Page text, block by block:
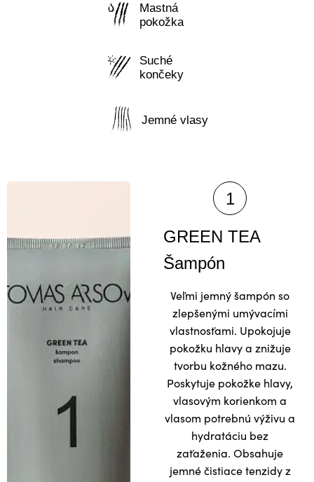
Mastná
pokožka
Suché
končeky
Jemné vlasy
GREEN TEA
Šampón
Veľmi jemný šampón so
zlepšenými umývacími
vlastnosťami. Upokojuje
pokožku hlavy a znižuje
tvorbu kožného mazu.
Poskytuje pokožke hlavy,
vlasovým korienkom a
vlasom potrebnú výživu a
hydratáciu bez
zaťaženia. Obsahuje
jemné čistiace tenzidy z